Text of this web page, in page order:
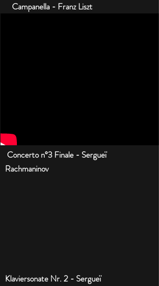
Campanella - Franz Liszt
Concerto n°3 Finale - Sergueï
Rachmaninov
Klaviersonate Nr. 2 - Sergueï